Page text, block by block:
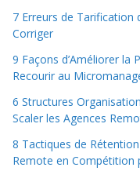
7 Erreurs de Tarification
Corriger
9 Façons d’Améliorer la
Recourir au
6 Structures
Scaler les Agences
8 Tactiques de
Remote en Compétition